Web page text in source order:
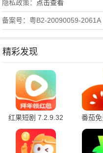
隐私政策： 点击查看
备案号：粤B2-20090059-2061A
精彩发现
红果短剧 7.2.9.32
官方版
番茄